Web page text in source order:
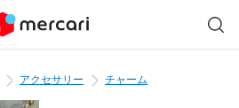
アクセサリー チャーム